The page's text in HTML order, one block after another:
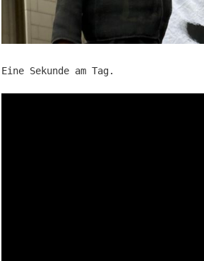
Eine Sekunde am Tag.